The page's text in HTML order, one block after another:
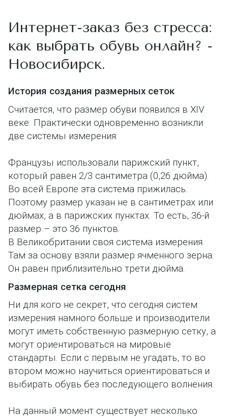
Интернет-заказ без стресса:
как выбрать обувь онлайн? -
Новосибирск.
История создания размерных сеток
Считается, что размер обуви появился в XIV
веке. Практически одновременно возникли
две системы измерения:
Французы использовали парижский пункт,
который равен 2/3 сантиметра (0,26 дюйма).
Во всей Европе эта система прижилась.
Поэтому размер указан не в сантиметрах или
дюймах, а в парижских пунктах. То есть, 36-й
размер – это 36 пунктов.
В Великобритании своя система измерения.
Там за основу взяли размер ячменного зерна.
Он равен приблизительно трети дюйма.
Размерная сетка сегодня
Ни для кого не секрет, что сегодня систем
измерения намного больше и производители
могут иметь собственную размерную сетку, а
могут ориентироваться на мировые
стандарты. Если с первым не угадать, то во
втором можно научиться ориентироваться и
выбирать обувь без последующего волнения.
На данный момент существует несколько